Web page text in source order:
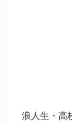
浪人生・高